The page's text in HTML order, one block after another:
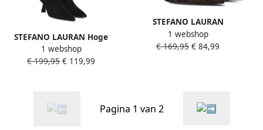
STEFANO LAURAN Hoge
Laarzen Dames Bota Maat:
36 Materiaal: Suède Kleur:
1 webshop
€ 199,95 € 119,99
STEFANO LAURAN
Enkellaarsjes Dames Botin
Maat: 40 Materiaal: Leer
1 webshop
€ 169,95 € 84,99
Pagina 1 van 2